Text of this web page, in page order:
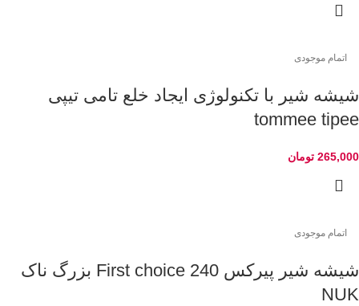
اتمام موجودی
شیشه شیر با تکنولوژی ایجاد خلع تامی تیپی
tommee tipee
265,000 تومان
اتمام موجودی
شیشه شیر پیرکس 240 First choice بزرگ ناک
NUK